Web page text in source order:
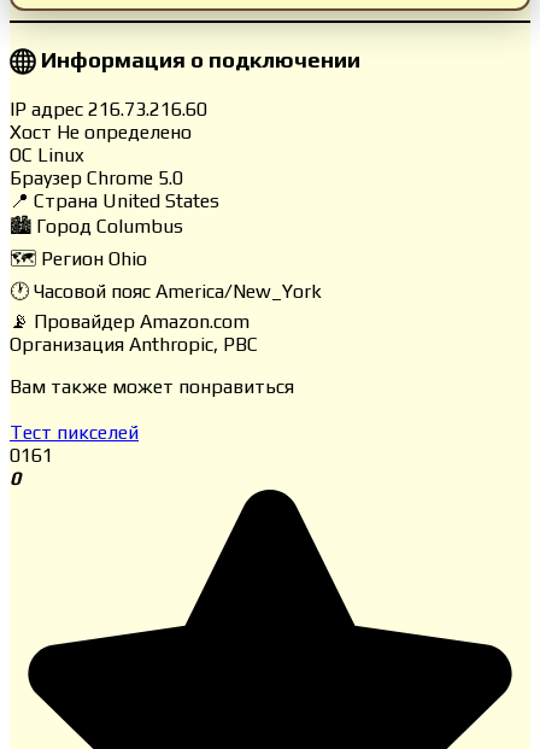
Информация о подключении
IP адрес 216.73.216.60
Хост Не определено
ОС Linux
Браузер Chrome 5.0
📍 Страна United States
🏙️ Город Columbus
🗺️ Регион Ohio
🕐 Часовой пояс America/New_York
📡 Провайдер Amazon.com
Организация Anthropic, PBC
Вам также может понравиться
Тест пикселей
0161
0